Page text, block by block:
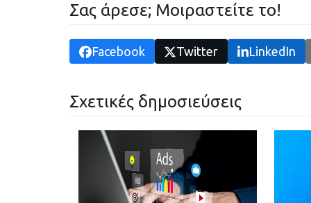
Σας άρεσε; Μοιραστείτε το!
Facebook Twitter LinkedIn
Σχετικές δημοσιεύσεις